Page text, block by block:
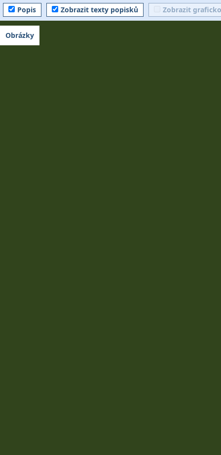
Popis Zobrazit texty popisků Zobrazit
Obrázky